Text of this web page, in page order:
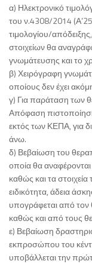
α) Ηλεκτρονικό
του ν.4308/2014
τιμολογίου/
στοιχείων θα
γνωμάτευσης και το
β) Χειρόγραφη
οποίους δεν έχει
γ) Για παράταση των
Απόφαση
εκτός των ΚΕΠΑ, για
άνω.
δ) Βεβαίωση του
οποία θα αναφέρονται
καθώς και τα
ειδικότητα, άδεια
υπογράφεται από τον
καθώς και από τους
ε) Βεβαίωση
εκπροσώπου του
υποβάλλεται την